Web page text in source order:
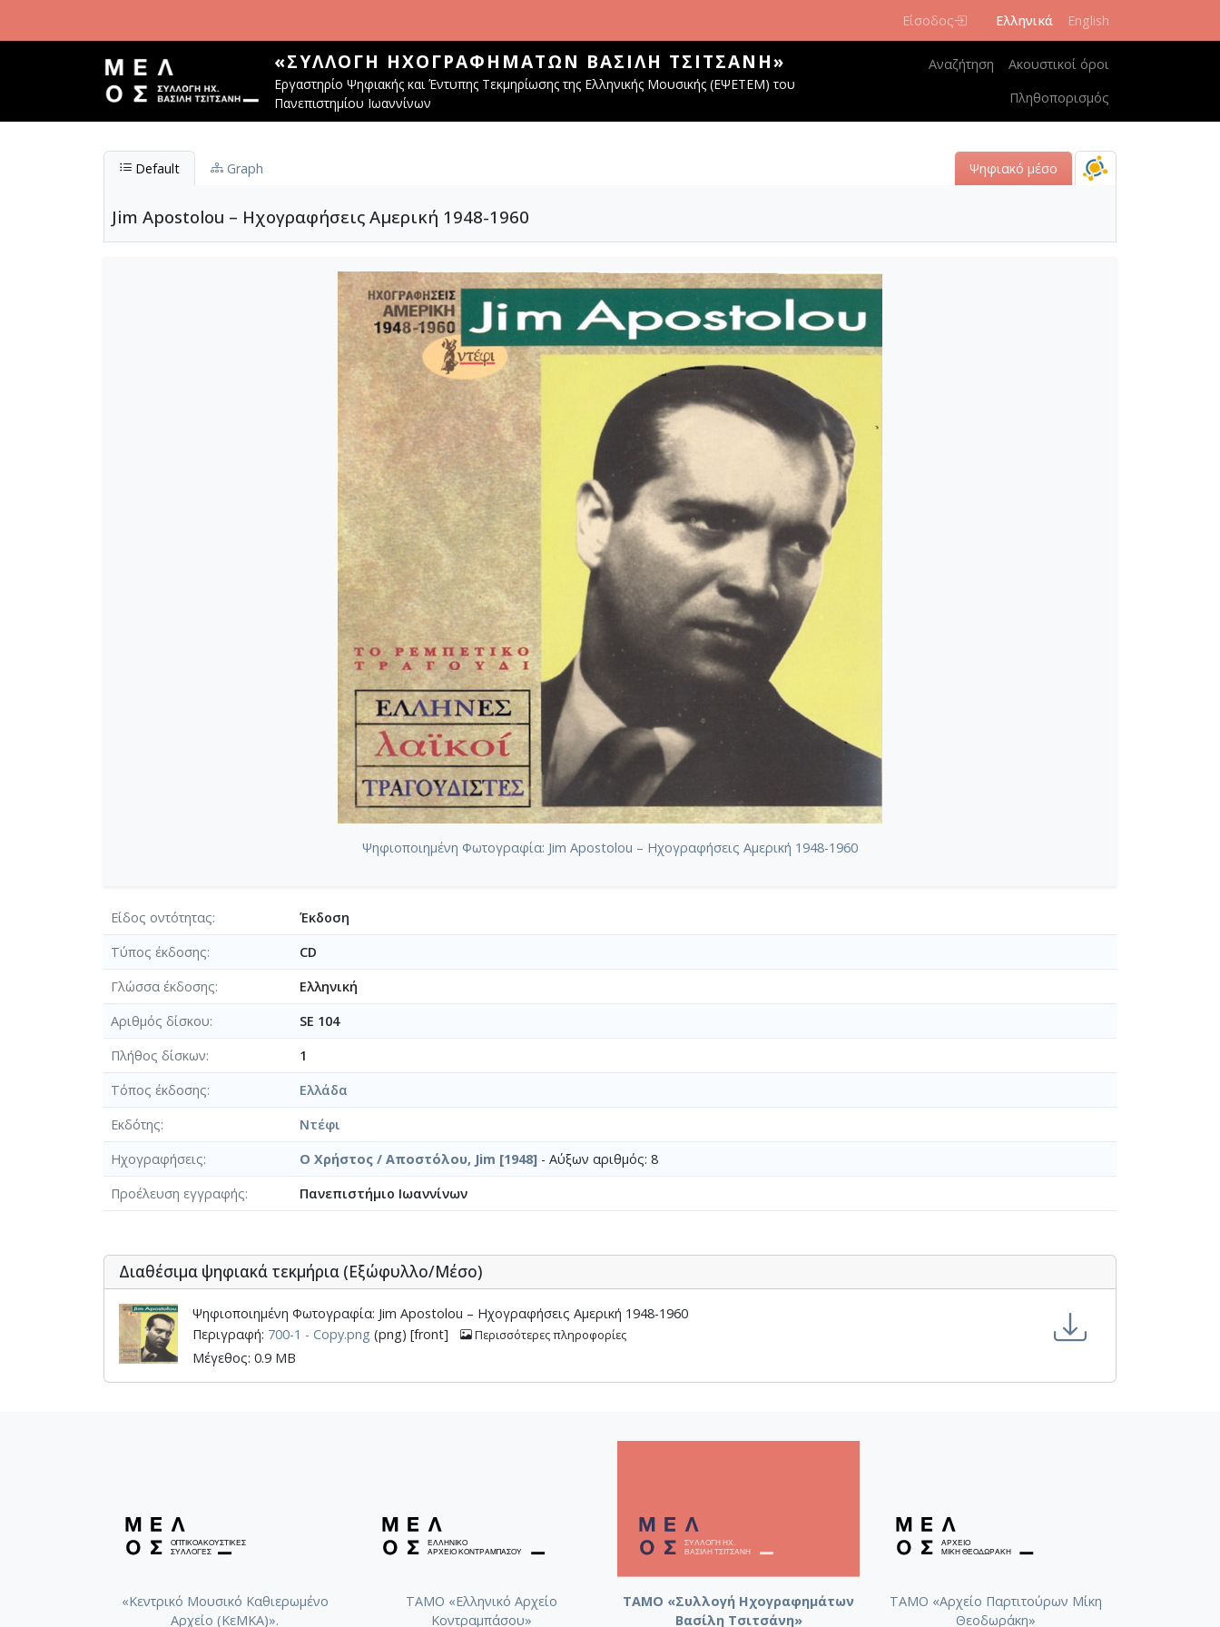
Είσοδος Ελληνικά English
«ΣΥΛΛΟΓΉ ΗΧΟΓΡΑΦΗΜΆΤΩΝ ΒΑΣΊΛΗ ΤΣΙΤΣΆΝΗ»
Εργαστηρίο Ψηφιακής και Έντυπης Τεκμηρίωσης της Ελληνικής Μουσικής (ΕΨΕΤΕΜ) του
Πανεπιστημίου Ιωαννίνων
Κεντρική πλοήγηση
Αναζήτηση
Ακουστικοί όροι
Πληθοπορισμός
Default Graph Ψηφιακό μέσο
Jim Apostolou – Ηχογραφήσεις Αμερική 1948-1960
Ψηφιοποιημένη Φωτογραφία: Jim Apostolou – Ηχογραφήσεις Αμερική 1948-1960
Είδος οντότητας
Έκδοση
Τύπος έκδοσης
CD
Γλώσσα έκδοσης
Ελληνική
Αριθμός δίσκου
SE 104
Πλήθος δίσκων
1
Τόπος έκδοσης
Ελλάδα
Εκδότης
Ντέφι
Ηχογραφήσεις
Ο Χρήστος / Αποστόλου, Jim [1948] - Αύξων αριθμός: 8
Προέλευση εγγραφής
Πανεπιστήμιο Ιωαννίνων
Διαθέσιμα ψηφιακά τεκμήρια (Εξώφυλλο/Μέσο)
Ψηφιοποιημένη Φωτογραφία: Jim Apostolou – Ηχογραφήσεις Αμερική 1948-1960
Περιγραφή: 700-1 - Copy.png (png) [front] Περισσότερες πληροφορίες
Μέγεθος: 0.9 MB
«Κεντρικό Μουσικό Καθιερωμένο
Αρχείο (ΚεΜΚΑ)».
ΤΑΜΟ «Ελληνικό Αρχείο
Κοντραμπάσου»
ΤΑΜΟ «Συλλογή Ηχογραφημάτων
Βασίλη Τσιτσάνη»
ΤΑΜΟ «Αρχείο Παρτιτούρων Μίκη
Θεοδωράκη»